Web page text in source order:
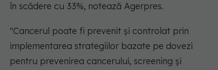
în scădere cu 33%, notează Agerpres.
"Cancerul poate fi prevenit şi controlat prin
implementarea strategiilor bazate pe dovezi
pentru prevenirea cancerului, screening şi